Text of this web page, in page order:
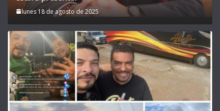
lunes 18 de agosto de 2025